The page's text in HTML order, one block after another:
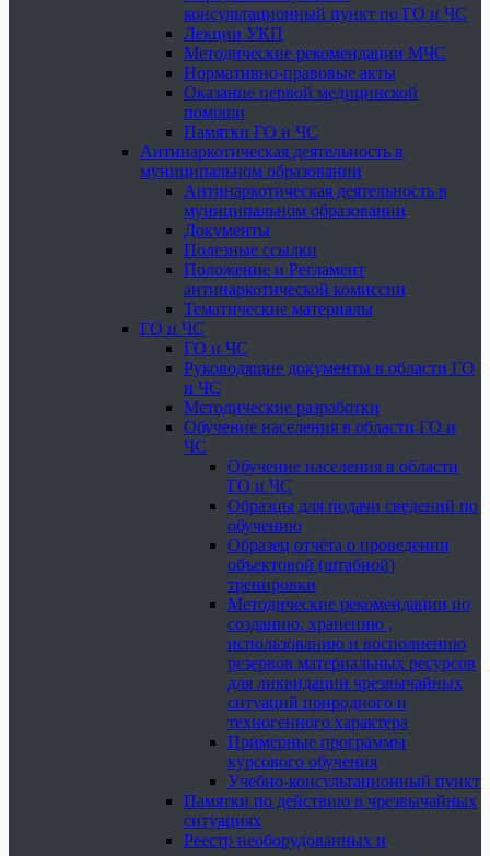
консультационный пункт по ГО и ЧС
Лекции УКП
Методические рекомендации МЧС
Нормативно-правовые акты
Оказание первой медицинской
помощи
Памятки ГО и ЧС
Антинаркотическая деятельность в
муниципальном образовании
Антинаркотическая деятельность в
муниципальном образовании
Документы
Полезные ссылки
Положение и Регламент
антинаркотической комиссии
Тематические материалы
ГО и ЧС
ГО и ЧС
Руководящие документы в области ГО
и ЧС
Методические разработки
Обучение населения в области ГО и
ЧС
Обучение населения в области
ГО и ЧС
Образцы для подачи сведений по
обучению
Образец отчёта о проведении
объектовой (штабной)
тренировки
Методические рекомендации по
созданию, хранению ,
использованию и восполнению
резервов материальных ресурсов
для ликвидации чрезвычайных
ситуаций природного и
техногенного характера
Примерные программы
курсового обучения
Учебно-консультационный пункт
Памятки по действию в чрезвычайных
ситуациях
Реестр необорудованных и